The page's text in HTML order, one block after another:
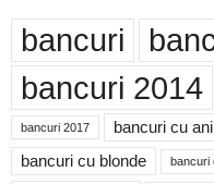
bancuri
bancuri 2014
bancuri 2017 bancuri cu
bancuri cu blonde bancuri